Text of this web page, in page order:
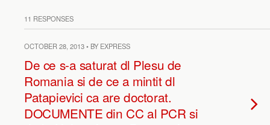
11 RESPONSES
OCTOBER 28, 2013 • BY EXPRESS
De ce s-a saturat dl Plesu de
Romania si de ce a mintit dl
Patapievici ca are doctorat.
DOCUMENTE din CC al PCR si